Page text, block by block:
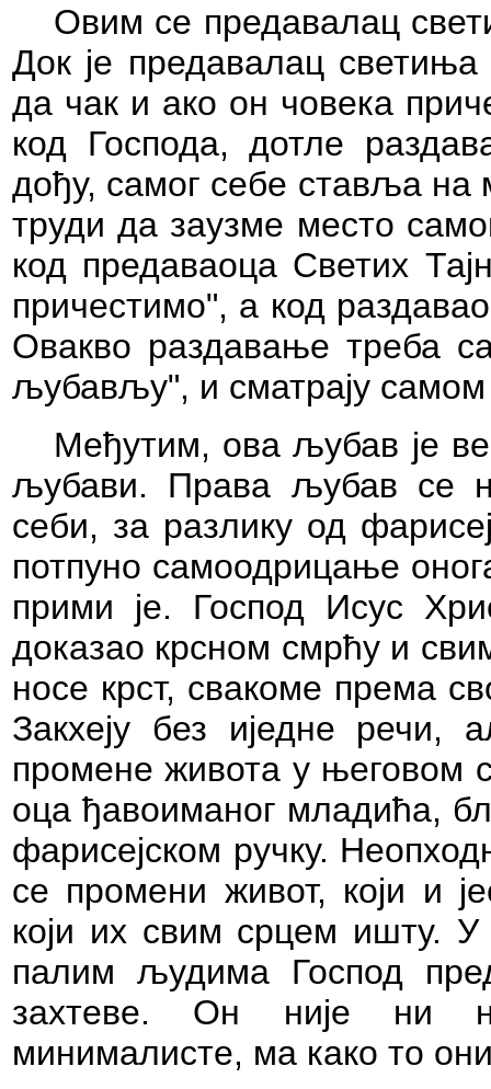
Овим се предавалац
Док је предавалац
да чак и ако он човека
код Господа, дотле
дођу, самог себе ставља
труди да заузме место
код предаваоца Светих
причестимо", а код
Овакво раздавање треба
љубављу", и сматрају
Међутим, ова љубав је
љубави. Права љубав се
себи, за разлику од
потпуно самоодрицање
прими је. Господ Исус
доказао крсном смрћу и
носе крст, свакоме према
Закхеју без иједне
промене живота у његовом
оца ђавоиманог младића,
фарисејском ручку.
се промени живот, који и
који их свим срцем ишту.
палим људима Господ
захтеве. Он није ни
минималисте, ма како то